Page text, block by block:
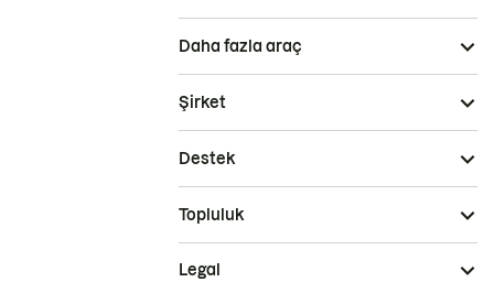
Daha fazla araç
Şirket
Destek
Topluluk
Legal